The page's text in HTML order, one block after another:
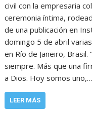
civil con la empresaria
ceremonia íntima,
de una publicación en
domingo 5 de abril
en Río de Janeiro,
siempre. Más que una
a Dios. Hoy somos uno,…
LEER MÁS